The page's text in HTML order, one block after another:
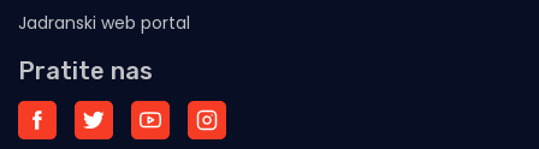
Jadranski web portal
Pratite nas